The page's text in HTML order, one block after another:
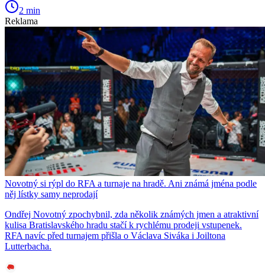
2 min
Reklama
Novotný si rýpl do RFA a turnaje na hradě. Ani známá jména podle
něj lístky samy neprodají
Ondřej Novotný zpochybnil, zda několik známých jmen a atraktivní
kulisa Bratislavského hradu stačí k rychlému prodeji vstupenek.
RFA navíc před turnajem přišla o Václava Siváka i Joiltona
Lutterbacha.